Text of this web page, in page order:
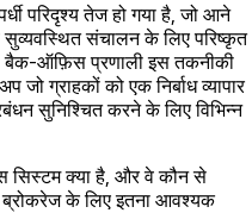
परिदृश्य तेज हो गया है, जो आने
संचालन के लिए परिष्कृत
बैक-ऑफ़िस प्रणाली इस तकनीकी
ग्राहकों को एक निर्बाध व्यापार
सुनिश्चित करने के लिए विभिन्न
सिस्टम क्या है, और वे कौन से
ब्रोकरेज के लिए इतना आवश्यक